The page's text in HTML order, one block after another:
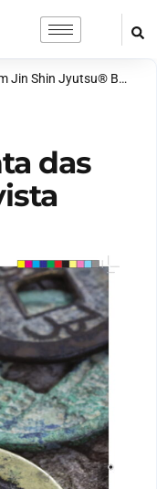
Faculdade EBRAMEC firma parceria com Jin Shin Jyutsu® Brasil para ampliar ensino em terapias integrativas
das